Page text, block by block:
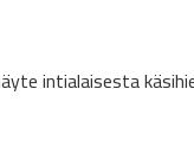
intialaisesta